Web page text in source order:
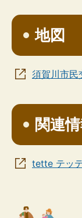
地図
須賀川市民
関連
tette テッ